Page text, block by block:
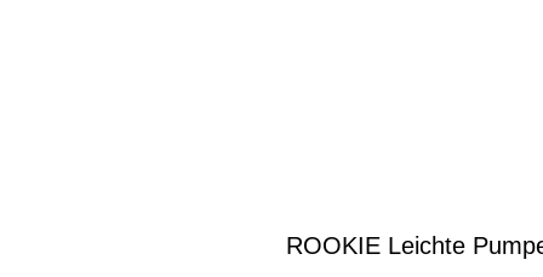
ROOKIE Leichte